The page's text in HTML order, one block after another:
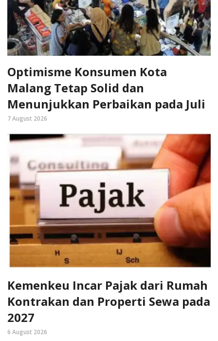
Optimisme Konsumen Kota
Malang Tetap Solid dan
Menunjukkan Perbaikan pada Juli
7 August 2026
Kemenkeu Incar Pajak dari Rumah
Kontrakan dan Properti Sewa pada
2027
6 August 2026